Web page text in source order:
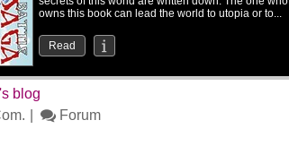
owns this book can lead the world to utopia or to...
Read
blog
Forum